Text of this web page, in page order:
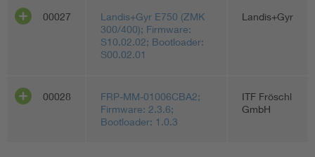
00027
Landis+Gyr E750 (ZMK
300/400); Firmware:
S10.02.02; Bootloader:
S00.02.01
Landis+Gyr
00028
FRP-MM-01006CBA2;
Firmware: 2.3.6;
Bootloader: 1.0.3
ITF Fröschl
GmbH